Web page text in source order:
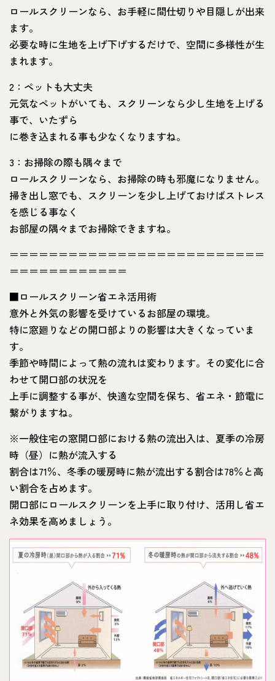
ロールスクリーンなら、お手軽に間仕切りや目隠しが出来
ます。
必要な時に生地を上げ下げするだけで、空間に多様性が生
まれます。
2：ペットも大丈夫
元気なペットがいても、スクリーンなら少し生地を上げる
事で、いたずら
に巻き込まれる事も少なくなりますね。
3：お掃除の際も隅々まで
ロールスクリーンなら、お掃除の時も邪魔になりません。
掃き出し窓でも、スクリーンを少し上げておけばストレス
を感じる事なく
お部屋の隅々までお掃除できますね。
＝＝＝＝＝＝＝＝＝＝＝＝＝＝＝＝＝＝＝＝＝＝＝＝＝＝
＝＝＝＝＝＝＝＝＝＝＝＝
■ロールスクリーン省エネ活用術
意外と外気の影響を受けているお部屋の環境。
特に窓廻りなどの開口部よりの影響は大きくなっていま
す。
季節や時間によって熱の流れは変わります。その変化に合
わせて開口部の状況を
上手に調整する事が、快適な空間を保ち、省エネ・節電に
繋がりますね。
※一般住宅の窓開口部における熱の流出入は、夏季の冷房
時（昼）に熱が流入する
割合は71％、冬季の暖房時に熱が流出する割合は78％と高
い割合を占めます。
開口部にロールスクリーンを上手に取り付け、活用し省エ
ネ効果を高めましょう。